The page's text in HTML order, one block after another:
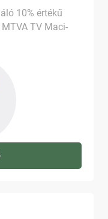
10% értékű
TV Maci-